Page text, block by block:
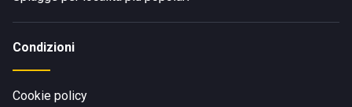
Condizioni
Cookie policy